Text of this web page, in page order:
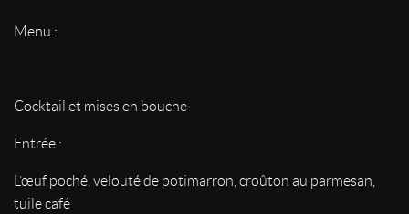
Menu :
Cocktail et mises en bouche
Entrée :
L’œuf poché, velouté de potimarron, croûton au parmesan,
tuile café